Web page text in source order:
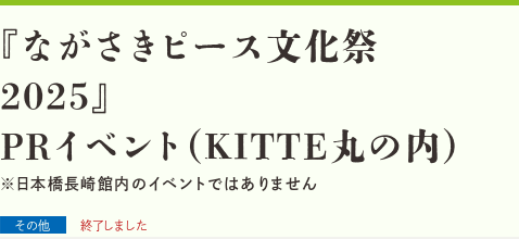
『 な が さ き ピ ー ス 文化祭
2025 』
PR イ ベ ン ト （ KITTE丸の 内 ）
※日本橋長崎館内のイベントではありません
その他 終了しました